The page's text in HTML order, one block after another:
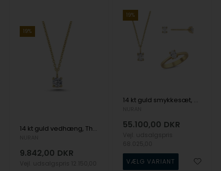
19%
14 kt guld vedhæng, The One serien fra Nuran med ialt 0,33 ct Diamant
9.842,00 DKR
19%
14 kt guld smykkesæt, The One Oval serien fra Nuran med ialt 1,52 ct Diamant
55.100,00 DKR